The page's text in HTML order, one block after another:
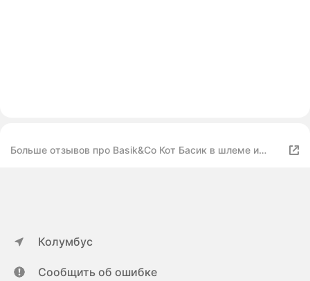
Больше отзывов про Basik&Co Кот Басик в шлеме и
Колумбус
Сообщить об ошибке